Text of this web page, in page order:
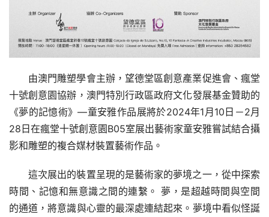
由澳門雕塑學會主辦，望德堂區創意產業促進會、瘋堂
十號創意園協辦，澳門特別行政區政府文化發展基金贊助的
《夢的記憶術》—童安雅作品展將於2024年1月10日－2月
28日在瘋堂十號創意園B05室展出藝術家童安雅嘗試結合攝
影和雕塑的複合媒材裝置藝術作品。
這次展出的裝置呈現的是藝術家的夢境之一，從中探索
時間、記憶和無意識之間的連繫。 夢，是超越時間與空間
的通道，將意識與心靈的最深處連結起來。夢境中看似怪誕